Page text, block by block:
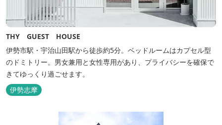
THY GUEST HOUSE
伊勢市駅・宇治山田駅から徒歩約5分。ベッドルームはカプセル型
のドミトリー。男女兼用と女性専用があり、プライバシーを確保で
きてゆっくり過ごせます。
伊勢志摩